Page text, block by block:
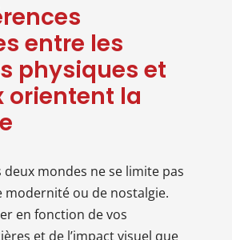
entre les
physiques et
orientent la
deux mondes ne se limite pas
modernité ou de nostalgie.
en fonction de vos
et de l’impact visuel que